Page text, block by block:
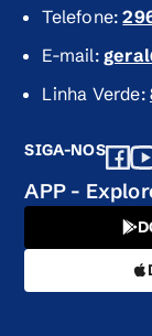
Telefone:
E-mail:
Linha Verde:
SIGA-NOS
APP -